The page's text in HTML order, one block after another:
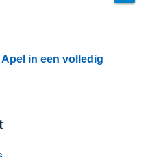
in een volledig